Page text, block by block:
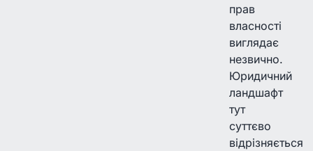
прав
власності
виглядає
незвично.
Юридичний
ландшафт
тут
суттєво
відрізняється